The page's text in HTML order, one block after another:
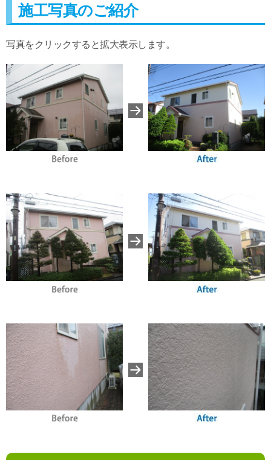
施工写真のご紹介
写真をクリックすると拡大表示します。